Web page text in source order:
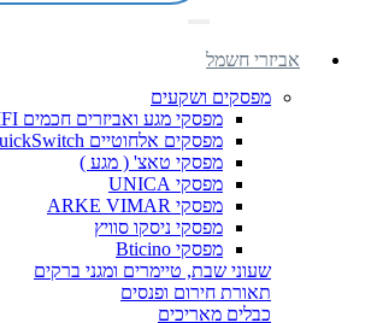
אביזרי חשמל
מפסקים ושקעים
מפסקי מגע ואביזרים חכמים WIFI
מפסקים אלחוטיים QuickSwitch
מפסקי טאצ' ( מגע )
מפסקי UNICA
מפסקי ARKE VIMAR
מפסקי ניסקו סוויץ
מפסקי Bticino
שעוני שבת, טיימרים ומגני ברקים
תאורת חירום ופנסים
כבלים מאריכים